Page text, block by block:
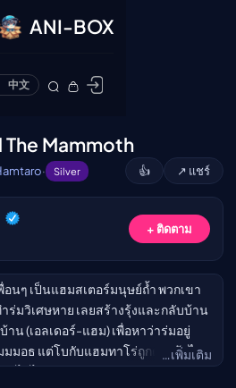
ANI-BOX
中文
ปิด
ONE PIECE
Collection
Deck Builder
Deck Library
Deck Share
PREMIUM SERVICE
ทีวีออนไลน์
แนะนำรายการทีวี
อนิเมะ
ม
The Mammoth
· Silver 👍 ↗ แชร์
+ ติดตาม
นๆ เป็นแฮมสเตอร์มนุษย์ถ้ำ พวกเขา
ร่มวิเศษหาย เลยสร้างรุ้งและกลับบ้าน
น (เอลเดอร์-แฮม) เพื่อหาว่าร่มอยู่
มอธ แต่โบกับแฮมทาโร่ถูกดูดเข้าไป
ยได้ไหม
…เพิ่มเติม